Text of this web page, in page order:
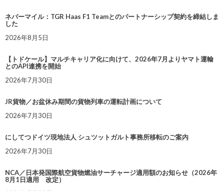
ネバーマイル：TGR Haas F1 Teamとのパートナーシップ契約を締結しま
した
2026年8月5日
【トドケール】マルチキャリア化に向けて、2026年7月よりヤマト運輸
とのAPI連携を開始
2026年7月30日
JR貨物／お盆休み期間の貨物列車の運転計画について
2026年7月30日
にしてつドイツ現地法人 シュツットガルト事務所移転のご案内
2026年7月30日
NCA／日本発国際航空貨物燃油サーチャージ適用額のお知らせ（2026年
8月1日適用 改定）